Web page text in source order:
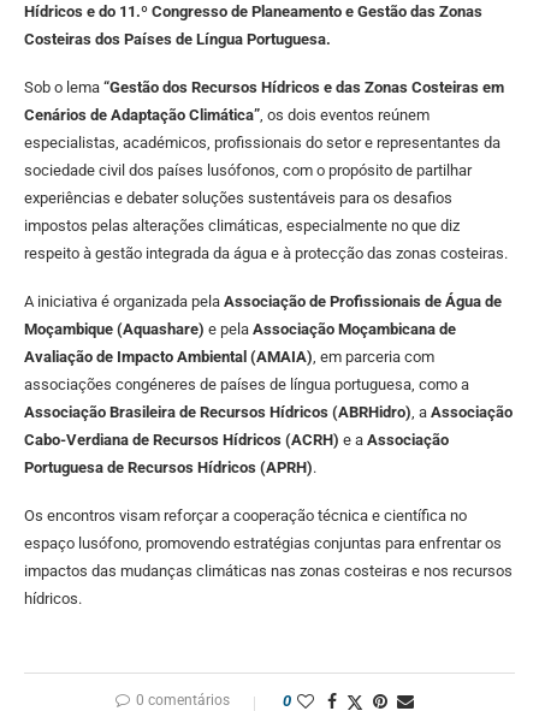
Hídricos e do 11.º Congresso de Planeamento e Gestão das Zonas
Costeiras dos Países de Língua Portuguesa.
Sob o lema “Gestão dos Recursos Hídricos e das Zonas Costeiras em
Cenários de Adaptação Climática” , os dois eventos reúnem
especialistas, académicos, profissionais do setor e representantes da
sociedade civil dos países lusófonos, com o propósito de partilhar
experiências e debater soluções sustentáveis para os desafios
impostos pelas alterações climáticas, especialmente no que diz
respeito à gestão integrada da água e à protecção das zonas costeiras.
A iniciativa é organizada pela Associação de Profissionais de Água de
Moçambique (Aquashare) e pela Associação Moçambicana de
Avaliação de Impacto Ambiental (AMAIA) , em parceria com
associações congéneres de países de língua portuguesa, como a
Associação Brasileira de Recursos Hídricos (ABRHidro) , a Associação
Cabo-Verdiana de Recursos Hídricos (ACRH) e a Associação
Portuguesa de Recursos Hídricos (APRH).
Os encontros visam reforçar a cooperação técnica e científica no
espaço lusófono, promovendo estratégias conjuntas para enfrentar os
impactos das mudanças climáticas nas zonas costeiras e nos recursos
hídricos.
0 comentários 0